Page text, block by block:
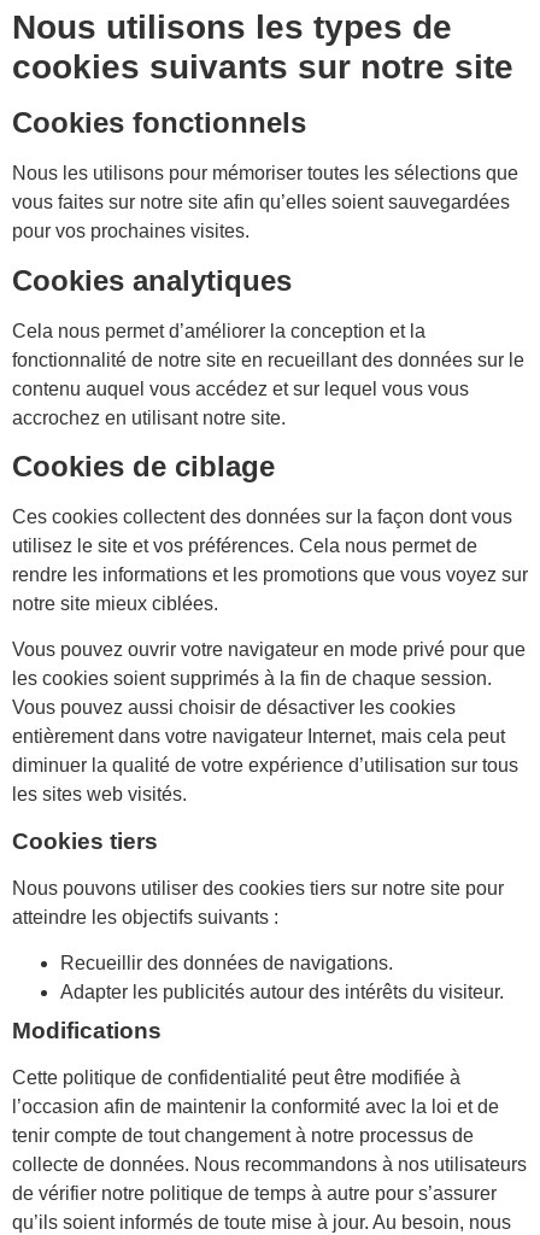
Nous utilisons les types de
cookies suivants sur notre site
Cookies fonctionnels
Nous les utilisons pour mémoriser toutes les sélections que
vous faites sur notre site afin qu’elles soient sauvegardées
pour vos prochaines visites.
Cookies analytiques
Cela nous permet d’améliorer la conception et la
fonctionnalité de notre site en recueillant des données sur le
contenu auquel vous accédez et sur lequel vous vous
accrochez en utilisant notre site.
Cookies de ciblage
Ces cookies collectent des données sur la façon dont vous
utilisez le site et vos préférences. Cela nous permet de
rendre les informations et les promotions que vous voyez sur
notre site mieux ciblées.
Vous pouvez ouvrir votre navigateur en mode privé pour que
les cookies soient supprimés à la fin de chaque session.
Vous pouvez aussi choisir de désactiver les cookies
entièrement dans votre navigateur Internet, mais cela peut
diminuer la qualité de votre expérience d’utilisation sur tous
les sites web visités.
Cookies tiers
Nous pouvons utiliser des cookies tiers sur notre site pour
atteindre les objectifs suivants :
Recueillir des données de navigations.
Adapter les publicités autour des intérêts du visiteur.
Modifications
Cette politique de confidentialité peut être modifiée à
l’occasion afin de maintenir la conformité avec la loi et de
tenir compte de tout changement à notre processus de
collecte de données. Nous recommandons à nos utilisateurs
de vérifier notre politique de temps à autre pour s’assurer
qu’ils soient informés de toute mise à jour. Au besoin, nous